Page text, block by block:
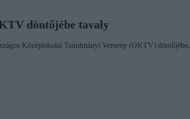
döntőjébe tavaly
Középiskolai Tanulmányi Verseny (OKTV) döntőjébe.